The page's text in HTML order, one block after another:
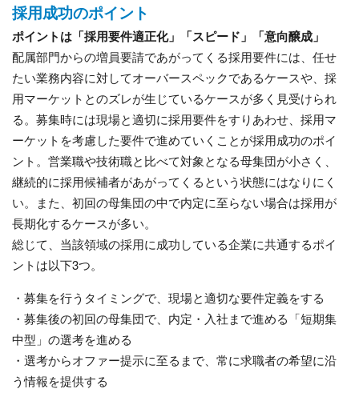
採用成功のポイント
ポイントは「採用要件適正化」「スピード」「意向醸成」
配属部門からの増員要請であがってくる採用要件には、任せ
たい業務内容に対してオーバースペックであるケースや、採
用マーケットとのズレが生じているケースが多く見受けられ
る。募集時には現場と適切に採用要件をすりあわせ、採用マ
ーケットを考慮した要件で進めていくことが採用成功のポイ
ント。営業職や技術職と比べて対象となる母集団が小さく、
継続的に採用候補者があがってくるという状態にはなりにく
い。また、初回の母集団の中で内定に至らない場合は採用が
長期化するケースが多い。
総じて、当該領域の採用に成功している企業に共通するポイ
ントは以下3つ。
・募集を行うタイミングで、現場と適切な要件定義をする
・募集後の初回の母集団で、内定・入社まで進める「短期集
中型」の選考を進める
・選考からオファー提示に至るまで、常に求職者の希望に沿
う情報を提供する